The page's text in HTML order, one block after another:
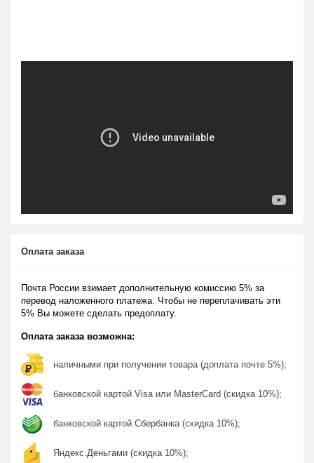
Оплата заказа
Почта России взимает дополнительную комиссию 5% за
перевод наложенного платежа. Чтобы не переплачивать эти
5% Вы можете сделать предоплату.
Оплата заказа возможна:
наличными при получении товара (доплата почте 5%);
банковской картой Visa или MasterCard (скидка 10%);
банковской картой Сбербанка (скидка 10%);
Яндекс.Деньгами (скидка 10%);